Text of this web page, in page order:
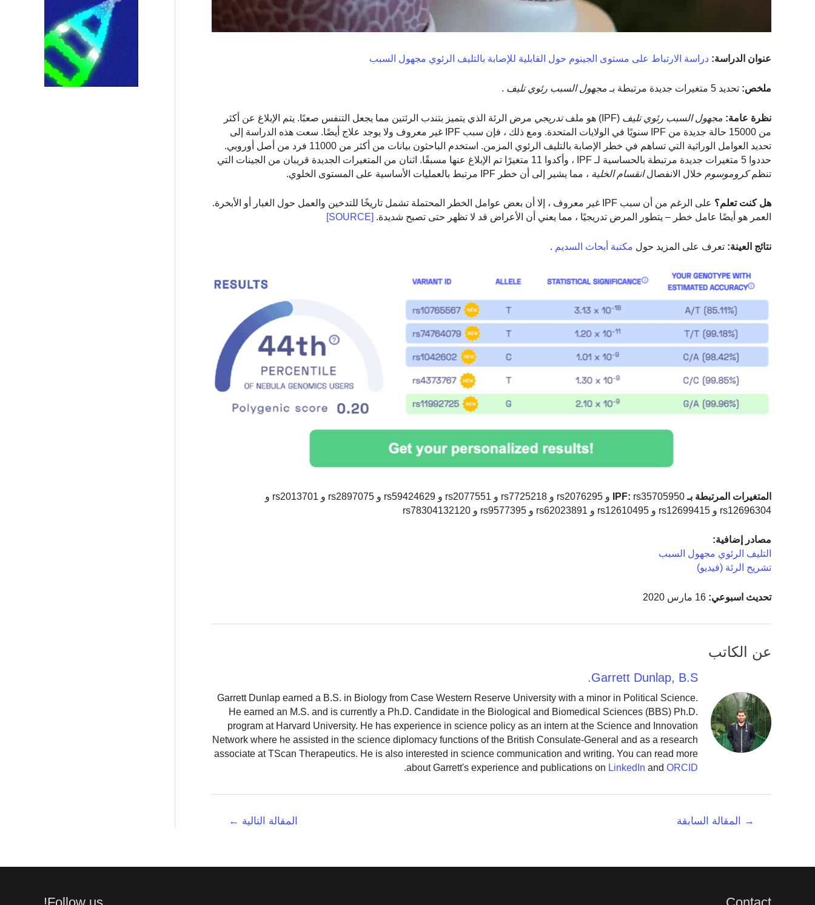
عنوان الدراسة: دراسة الارتباط على مستوى الجينوم حول القابلية للإصابة بالتليف الرئوي مجهول السبب
ملخص: تحديد 5 متغيرات جديدة مرتبطة بـ مجهول السبب رئويتليف .
نظرة عامة: مجهول السبب رئويتليف (IPF) هو ملف تدريجي مرض الرئة الذي يتميز بتندب الرئتين مما يجعل التنفس صعبًا. يتم الإبلاغ عن أكثر
من 15000 حالة جديدة من IPF سنويًا في الولايات المتحدة. ومع ذلك ، فإن سبب IPF غير معروف ولا يوجد علاج أيضًا. سعت هذه الدراسة إلى
تحديد العوامل الوراثية التي تساهم في خطر الإصابة بالتليف الرئوي المزمن. استخدم الباحثون بيانات من أكثر من 11000 فرد من أصل أوروبي.
حددوا 5 متغيرات جديدة مرتبطة بالحساسية لـ IPF ، وأكدوا 11 متغيرًا تم الإبلاغ عنها مسبقًا. اثنان من المتغيرات الجديدة قريبان من الجينات التي
تنظمكروموسوم خلال الانفصالانقسام الخلية ، مما يشير إلى أن خطر IPF مرتبط بالعمليات الأساسية على المستوى الخلوي.
هل كنت تعلم؟
على الرغم من أن سبب IPF غير معروف ، إلا أن بعض عوامل الخطر المحتملة تشمل تاريخًا للتدخين والعمل حول الغبار أو الأبخرة.
العمر هو أيضًا عامل خطر – يتطور المرض تدريجيًا ، مما يعني أن الأعراض قد لا تظهر حتى تصبح شديدة. [SOURCE]
نتائج العينة: تعرف على المزيد حول مكتبة أبحاث السديم .
المتغيرات المرتبطة بـ IPF:
rs35705950 و rs2076295 و rs7725218 و rs2077551 و rs59424629 و rs2897075 و rs2013701 و
rs12696304 و rs12699415 و rs12610495 و rs62023891 و rs9577395 و rs78304132120
مصادر إضافية:
التليف الرئوي مجهول السبب
تشريح الرئة (فيديو)
تحديث اسبوعي:
عن الكاتب
Garrett Dunlap, B.S.
Garrett Dunlap earned a B.S. in Biology from Case Western Reserve University with a minor in Political Science.
He earned an M.S. and is currently a Ph.D. Candidate in the Biological and Biomedical Sciences (BBS) Ph.D.
program at Harvard University. He has experience in science policy as an intern at the Science and Innovation
Network where he assisted in the science diplomacy functions of the British Consulate-General and as a research
associate at TScan Therapeutics. He is also interested in science communication and writing. You can read more
about Garrett's experience and publications on LinkedIn and ORCID
.
تصفّح→ المقالة السابقة المقالة التالية ←